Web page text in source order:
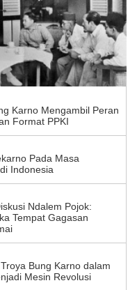
Karno Mengambil Peran
Format PPKI
Pada Masa
Indonesia
Ndalem Pojok:
Tempat Gagasan
Bung Karno dalam
Mesin Revolusi